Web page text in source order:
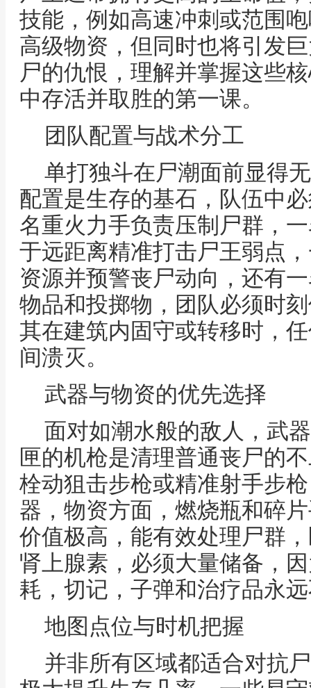
技能，例如高速冲刺或范围
高级物资，但同时也将引发
尸的仇恨，理解并掌握这些
中存活并取胜的第一课。
团队配置与战术分工
单打独斗在尸潮面前显得
配置是生存的基石，队伍中
名重火力手负责压制尸群，
于远距离精准打击尸王弱点
资源并预警丧尸动向，还有
物品和投掷物，团队必须时
其在建筑内固守或转移时，
间溃灭。
武器与物资的优先选择
面对如潮水般的敌人，武
匣的机枪是清理普通丧尸的
栓动狙击步枪或精准射手步
器，物资方面，燃烧瓶和碎
价值极高，能有效处理尸群
肾上腺素，必须大量储备，
耗，切记，子弹和治疗品永
地图点位与时机把握
并非所有区域都适合对抗